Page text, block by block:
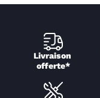
Livraison
offerte*